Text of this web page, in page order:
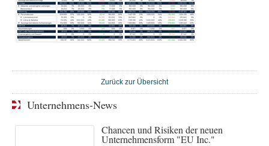
Zurück zur Übersicht
Unternehmens-News
Chancen und Risiken der neuen
Unternehmensform "EU Inc."